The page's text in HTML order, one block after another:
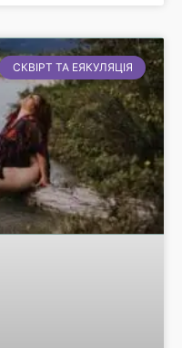
СКВІРТ ТА ЕЯКУЛЯЦІЯ